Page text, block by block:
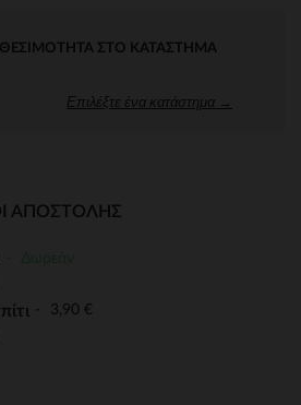
ΣΤΟ ΚΑΤΆΣΤΗΜΑ
Επιλέξτε ένα κατάστημα →
ΑΠΟΣΤΟΛΉΣ
3,90 €